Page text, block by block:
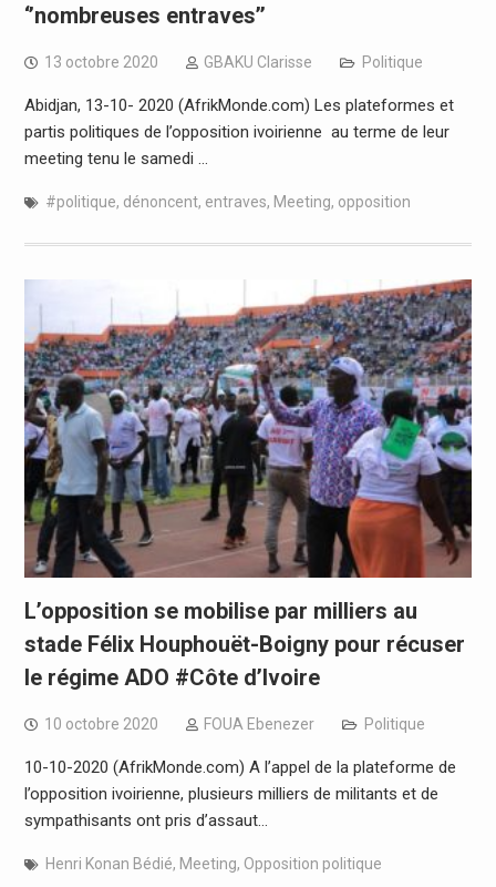
‘’nombreuses entraves’’
13 octobre 2020 GBAKU Clarisse Politique
Abidjan, 13-10- 2020 (AfrikMonde.com) Les plateformes et
partis politiques de l’opposition ivoirienne au terme de leur
meeting tenu le samedi …
#politique, dénoncent, entraves, Meeting, opposition
L’opposition se mobilise par milliers au
stade Félix Houphouët-Boigny pour récuser
le régime ADO #Côte d’Ivoire
10 octobre 2020 FOUA Ebenezer Politique
10-10-2020 (AfrikMonde.com) A l’appel de la plateforme de
l’opposition ivoirienne, plusieurs milliers de militants et de
sympathisants ont pris d’assaut…
Henri Konan Bédié, Meeting, Opposition politique